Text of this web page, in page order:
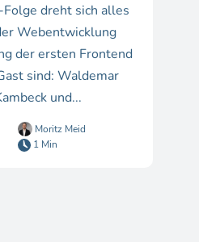
dreht sich alles
Webentwicklung
der ersten Frontend
sind: Waldemar
und...
Moritz Meid
1 Min